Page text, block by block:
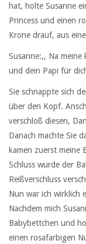
hat, holte Susanne
Princess und einen
Krone drauf, aus
Susanne:,, Na meine
und dein Papi für
Sie schnappte sich
über den Kopf.
verschloß diesen,
Danach machte Sie
kamen zuerst meine
Schluss wurde der
Reißverschluss
Nun war ich wirklich
Nachdem mich
Babybettchen und
einen rosafarbigen